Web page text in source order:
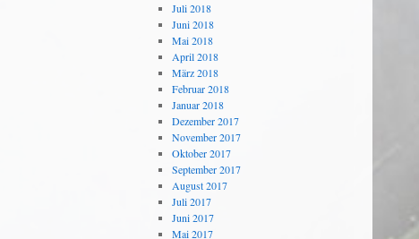
Juli 2018
Juni 2018
Mai 2018
April 2018
März 2018
Februar 2018
Januar 2018
Dezember 2017
November 2017
Oktober 2017
September 2017
August 2017
Juli 2017
Juni 2017
Mai 2017